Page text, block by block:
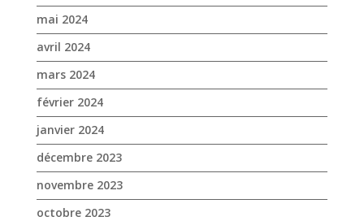
mai 2024
avril 2024
mars 2024
février 2024
janvier 2024
décembre 2023
novembre 2023
octobre 2023